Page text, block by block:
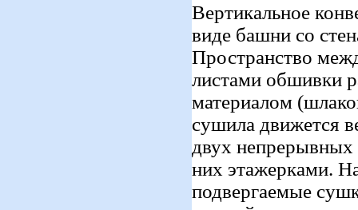
Вертикальное
виде башни со
Пространство
листами обшивки
материалом
сушила движется
двух
них этажерками.
подвергаемые